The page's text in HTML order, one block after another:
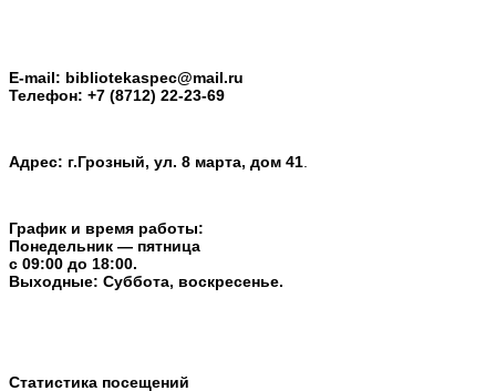
E-mail: bibliotekaspec@mail.ru
Телефон: +7 (8712) 22-23-69
Адрес: г.Грозный, ул. 8 марта, дом 41.
График и время работы:
Понедельник — пятница
с 09:00 до 18:00.
Выходные: Суббота, воскресенье.
Статистика посещений